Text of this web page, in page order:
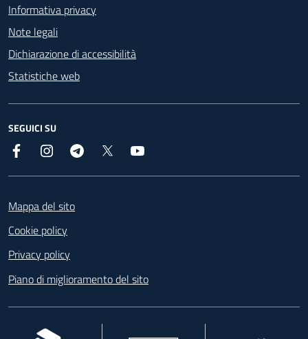
Informativa privacy
Note legali
Dichiarazione di accessibilità
Statistiche web
SEGUICI SU
Facebook InstagramTelegram
Mappa del sito
Cookie policy
Privacy policy
Piano di miglioramento del sito
, apre in una nuova scheda